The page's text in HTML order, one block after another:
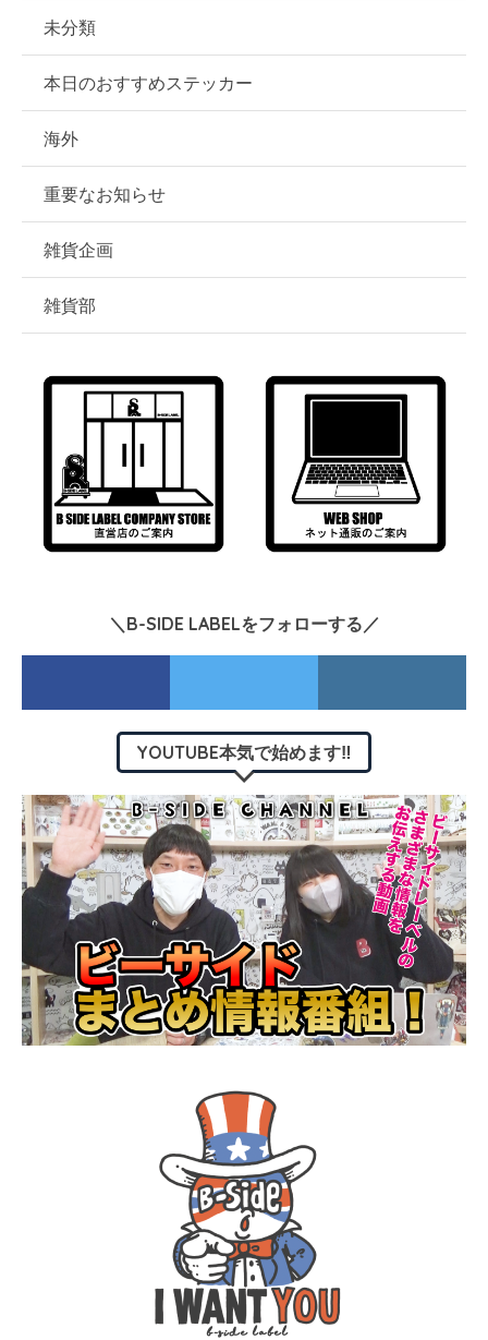
未分類
本日のおすすめステッカー
海外
重要なお知らせ
雑貨企画
雑貨部
＼B-SIDE LABELをフォローする／
YOUTUBE本気で始めます‼︎